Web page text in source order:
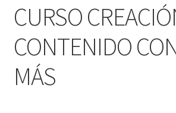
CURSO
CONTENIDO
MÁS